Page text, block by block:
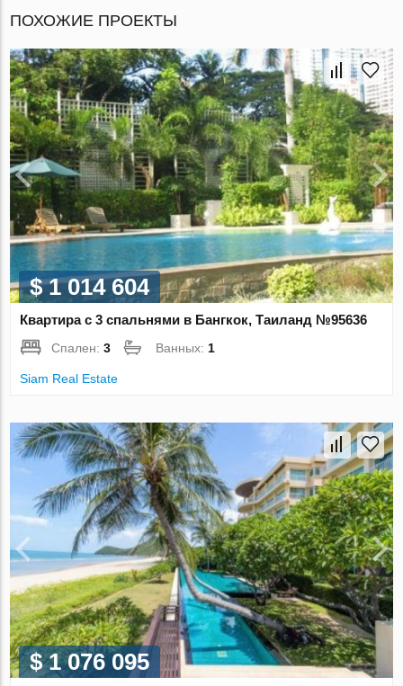
ПОХОЖИЕ ПРОЕКТЫ
$ 1 014 604
Квартира с 3 спальнями в Бангкок, Таиланд №95636
Спален:3 Ванных:1
Siam Real Estate
$ 1 076 095